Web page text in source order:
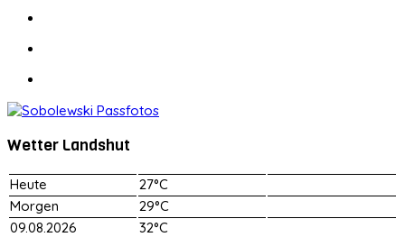
Wetter Landshut
Heute
27°C
Morgen
29°C
09.08.2026
32°C